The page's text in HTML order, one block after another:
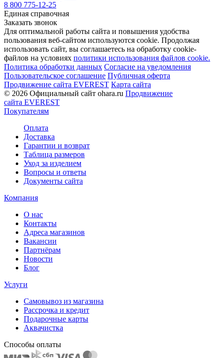
8 800 775-12-25
Единая справочная
Заказать звонок
Для оптимальной работы сайта и повышения удобства
пользования веб-сайтом используются cookie. Продолжая
использовать сайт, вы соглашаетесь на обработку cookie-
файлов на условиях политики использования файлов cookie.
Политика обработки данных Согласие на уведомления
Пользовательское соглашение Публичная оферта
Продвижение сайта EVEREST Карта сайта
© 2026 Официальный сайт ohara.ru Продвижение
сайта EVEREST
Покупателям
Оплата
Доставка
Гарантии и возврат
Таблица размеров
Уход за изделием
Вопросы и ответы
Документы сайта
Компания
О нас
Контакты
Адреса магазинов
Вакансии
Партнёрам
Новости
Блог
Услуги
Самовывоз из магазина
Рассрочка и кредит
Подарочные карты
Аквачистка
Способы оплаты